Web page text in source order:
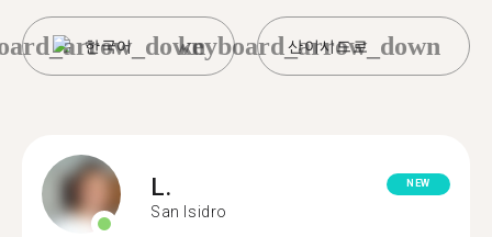
한국어 산이시드로
keyboard_arrow_down
L.
San Isidro
NEW